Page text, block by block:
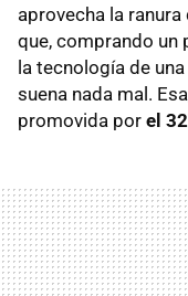
aprovecha la
que, comprando un
la tecnología de
suena nada mal.
promovida por el